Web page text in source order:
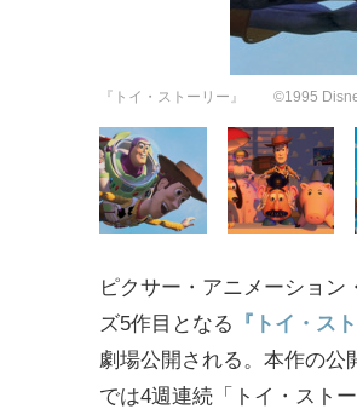
『トイ・ストーリー』 ©1995
ピクサー・アニメーショ
ズ5作目となる
『トイ・ス
劇場公開される。本作の公
では4週連続「トイ・スト